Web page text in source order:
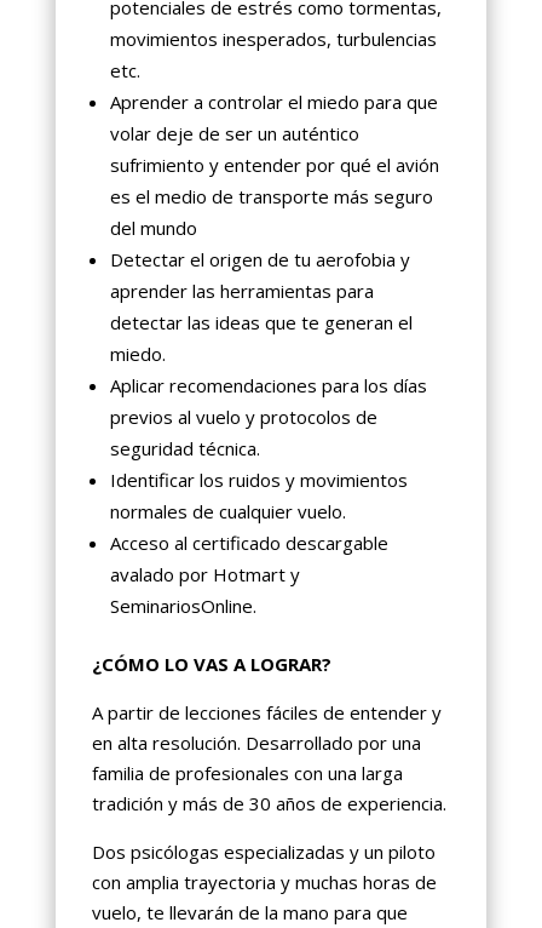
potenciales de estrés como tormentas,
movimientos inesperados, turbulencias
etc.
Aprender a controlar el miedo para que
volar deje de ser un auténtico
sufrimiento y entender por qué el avión
es el medio de transporte más seguro
del mundo
Detectar el origen de tu aerofobia y
aprender las herramientas para
detectar las ideas que te generan el
miedo.
Aplicar recomendaciones para los días
previos al vuelo y protocolos de
seguridad técnica.
Identificar los ruidos y movimientos
normales de cualquier vuelo.
Acceso al certificado descargable
avalado por Hotmart y
SeminariosOnline.
¿CÓMO LO VAS A LOGRAR?
A partir de lecciones fáciles de entender y
en alta resolución. Desarrollado por una
familia de profesionales con una larga
tradición y más de 30 años de experiencia.
Dos psicólogas especializadas y un piloto
con amplia trayectoria y muchas horas de
vuelo, te llevarán de la mano para que